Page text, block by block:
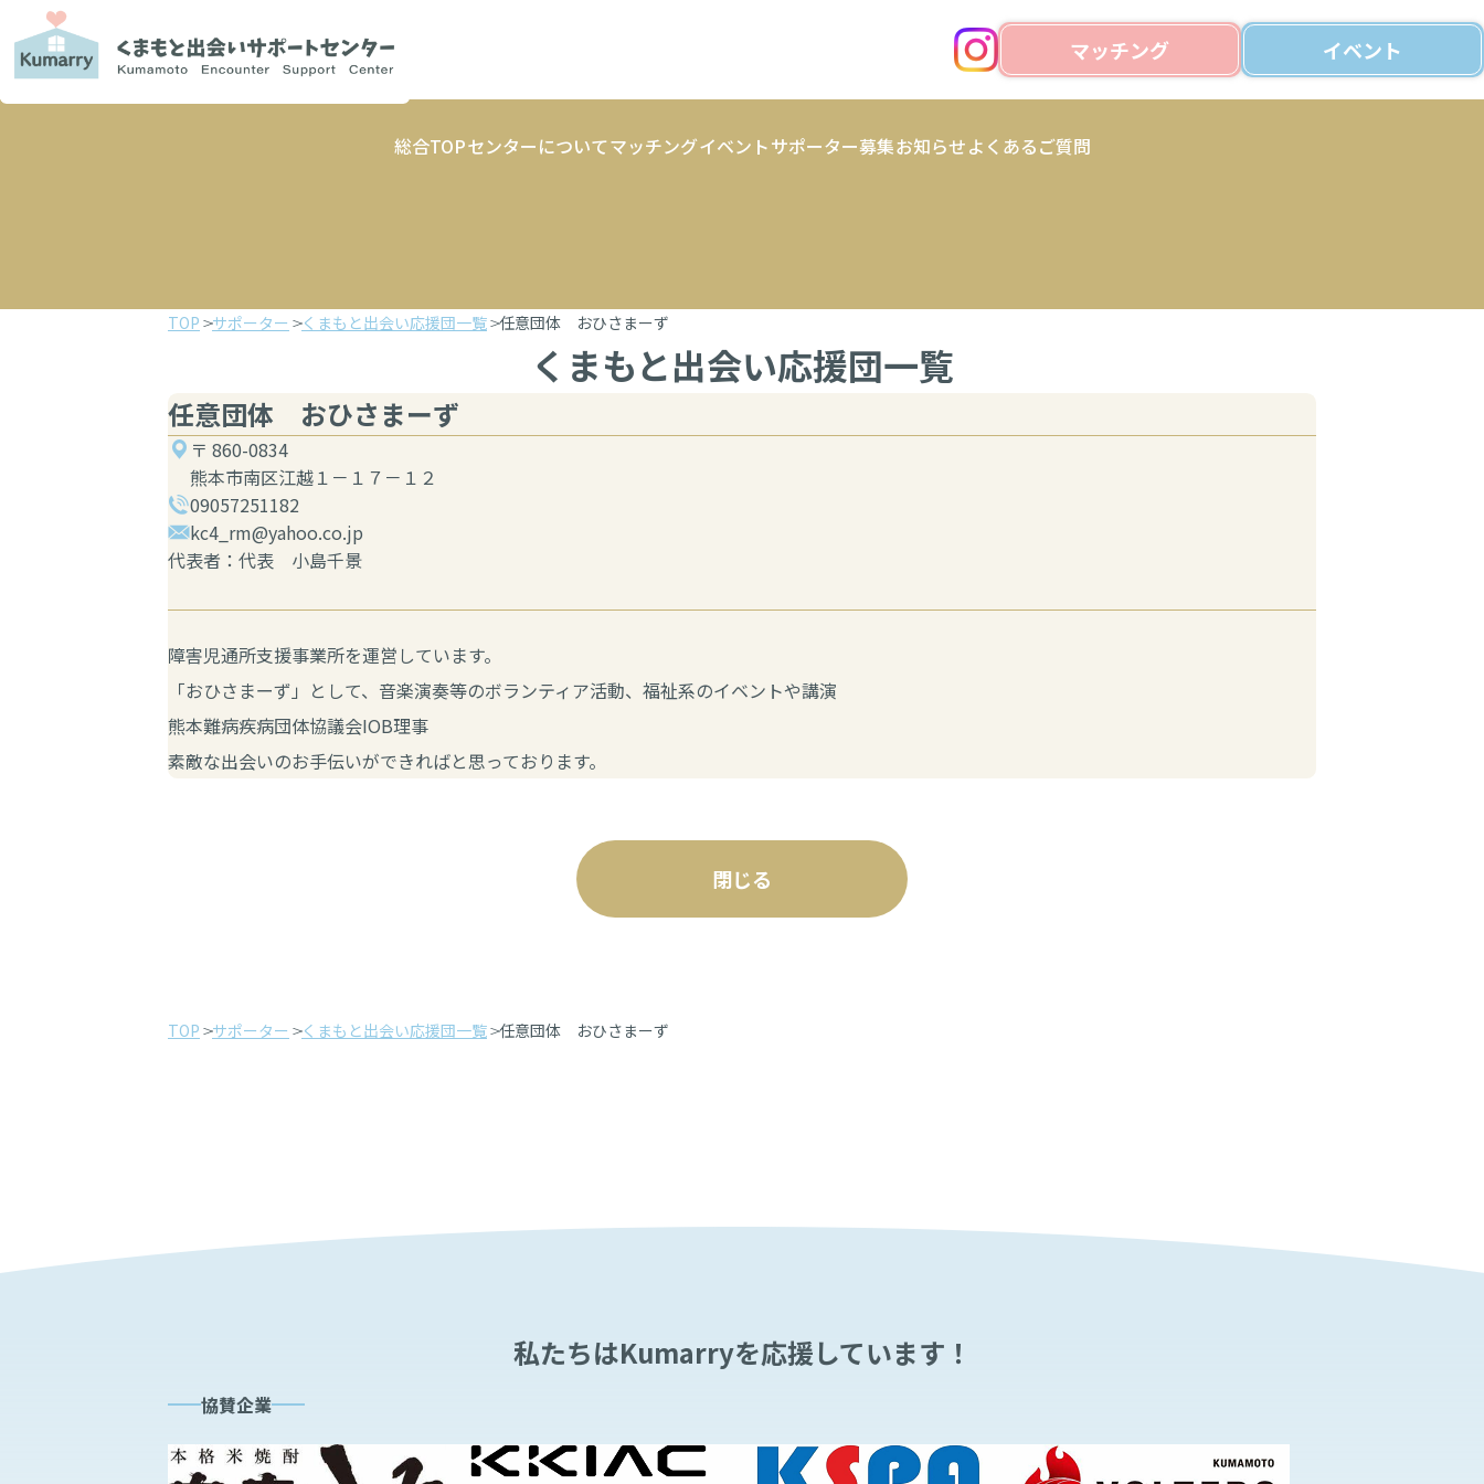
マッチング イベント
総合TOPセンターについてマッチングイベントサポーター募集お知らせよくあるご質問
TOP サポーター くまもと出会い応援団一覧 任意団体 おひさまーず
くまもと出会い応援団一覧
任意団体 おひさまーず
〒 860-0834
熊本市南区江越１－１７－１２
09057251182
kc4_rm@yahoo.co.jp
代表者：代表 小島千景
障害児通所支援事業所を運営しています。
「おひさまーず」として、音楽演奏等のボランティア活動、福祉系のイベントや講演
熊本難病疾病団体協議会IOB理事
素敵な出会いのお手伝いができればと思っております。
閉じる
TOP サポーター くまもと出会い応援団一覧 任意団体 おひさまーず
私たちはKumarryを応援しています！
協賛企業